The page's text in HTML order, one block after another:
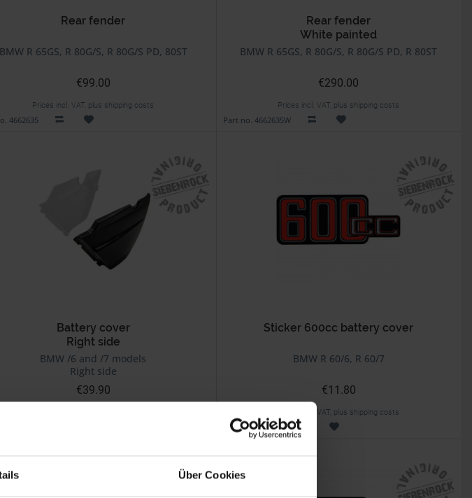
Über Cookies
Rear fender
BMW R 65GS, R 80G/S, R 80G/S PD, 80ST
€99.00
Prices incl. VAT, plus shipping costs
4662635
Rear fender
White painted
BMW R 65GS, R 80G/S, R 80G/S PD, R 80ST
€290.00
Prices incl. VAT, plus shipping costs
Part no. 4662635W
Battery cover
Right side
BMW /6 and /7 models
Right side
€39.90
Sticker 600cc battery cover
BMW R 60/6, R 60/7
€11.80
Prices incl. VAT, plus shipping costs
Part no. 4663051